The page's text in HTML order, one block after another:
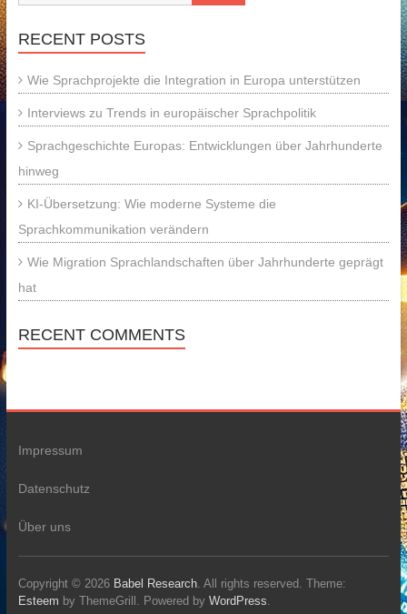
RECENT POSTS
Wie Sprachprojekte die Integration in Europa unterstützen
Interviews zu Trends in europäischer Sprachpolitik
Sprachgeschichte Europas: Entwicklungen über Jahrhunderte
hinweg
KI-Übersetzung: Wie moderne Systeme die
Sprachkommunikation verändern
Wie Migration Sprachlandschaften über Jahrhunderte geprägt
hat
RECENT COMMENTS
Impressum
Datenschutz
Über uns
Copyright © 2026 Babel Research. All rights reserved. Theme:
Esteem by ThemeGrill. Powered by WordPress.